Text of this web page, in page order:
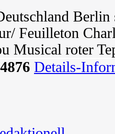
Berlin
Feuilleton
Musical roter
Details-